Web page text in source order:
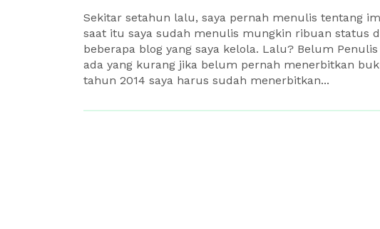
Sekitar setahun lalu, saya pernah menulis tentang
saat itu saya sudah menulis mungkin ribuan status
beberapa blog yang saya kelola. Lalu? Belum
ada yang kurang jika belum pernah menerbitkan
tahun 2014 saya harus sudah menerbitkan...